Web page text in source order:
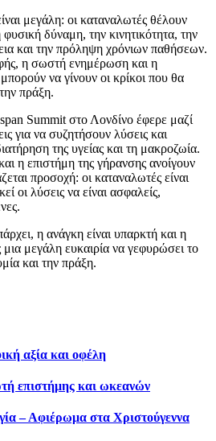
μεγάλη: οι καταναλωτές θέλουν
δύναμη, την κινητικότητα, την
και την πρόληψη χρόνιων παθήσεων.
η σωστή ενημέρωση και η
να γίνουν οι κρίκοι που θα
πράξη.
Summit στο Λονδίνο έφερε μαζί
για να συζητήσουν λύσεις και
της υγείας και τη μακροζωία.
η επιστήμη της γήρανσης ανοίγουν
προσοχή: οι καταναλωτές είναι
οι λύσεις να είναι ασφαλείς,
η ανάγκη είναι υπαρκτή και η
μεγάλη ευκαιρία να γεφυρώσει το
και την πράξη.
αξία και οφέλη
επιστήμης και ωκεανών
– Αφιέρωμα στα Χριστούγεννα